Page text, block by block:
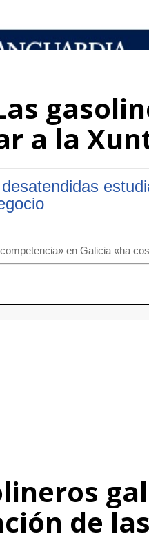
a la
en Galicia «ha
de